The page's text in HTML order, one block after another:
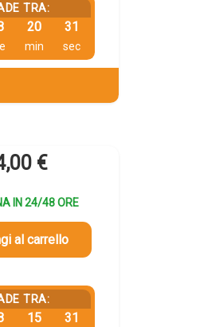
TRA:
20
min
30
sec
€
IN 24/48 ORE
al carrello
TRA:
15 30